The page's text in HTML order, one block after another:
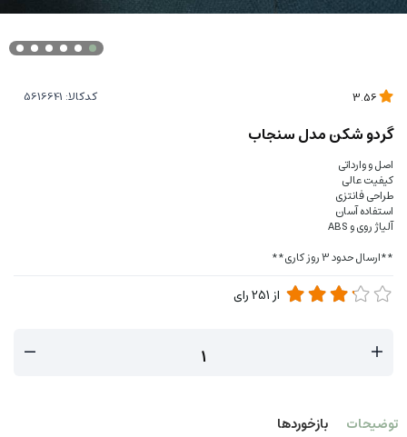
کدکالا:
گردو شکن مدل سنجاب
اصل و وارداتی
کیفیت عالی
طراحی فانتزی
استفاده آسان
آلیاژ روی و ABS
**ارسال حدود 3 روز کاری**
از251رای
توضیحات بازخوردها